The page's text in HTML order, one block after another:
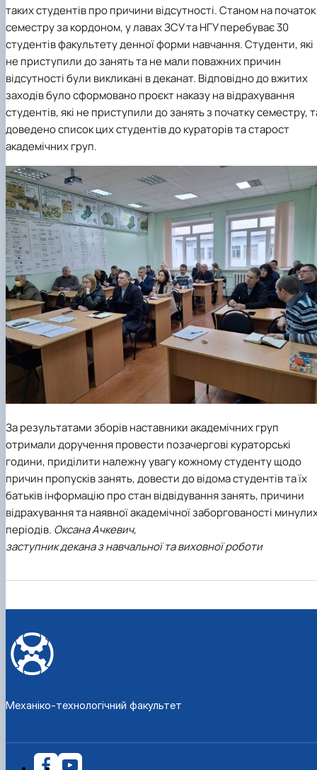
таких студентів про причини відсутності. Станом на початок
семестру за кордоном, у лавах ЗСУ та НГУ перебуває 30
студентів факультету денної форми навчання. Студенти, які
не приступили до занять та не мали поважних причин
відсутності були викликані в деканат. Відповідно до вжитих
заходів було сформовано проєкт наказу на відрахування
студентів, які не приступили до занять з початку семестру,
доведено список цих студентів до кураторів та старост
академічних груп.
За результатами зборів наставники академічних груп
отримали доручення провести позачергові кураторські
години, приділити належну увагу кожному студенту щодо
причин пропусків занять, довести до відома студентів та їх
батьків інформацію про стан відвідування занять, причини
відрахування та наявної академічної заборгованості
періодів. Оксана Ачкевич,
заступник декана з навчальної та виховної роботи
Механіко-технологічний факультет